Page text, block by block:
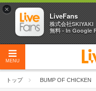
MENU
トップ BUMP OF CHICKEN
2026
04/27
2026
【ライブ動員ランキング】
×
LiveFans
株式会社SKIYAKI
無料 - In Google